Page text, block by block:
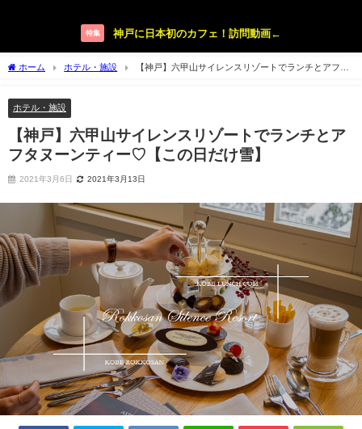
特集 神戸に日本初のカフェ！訪問動画←
ホーム ホテル・施設
【神戸】六甲山サイレンスリゾートでランチとアフタ
ホテル・施設
【神戸】六甲山サイレンスリゾートでランチとア
フタヌーンティー♡【この日だけ雪】
2021年3月6日 2021年3月13日